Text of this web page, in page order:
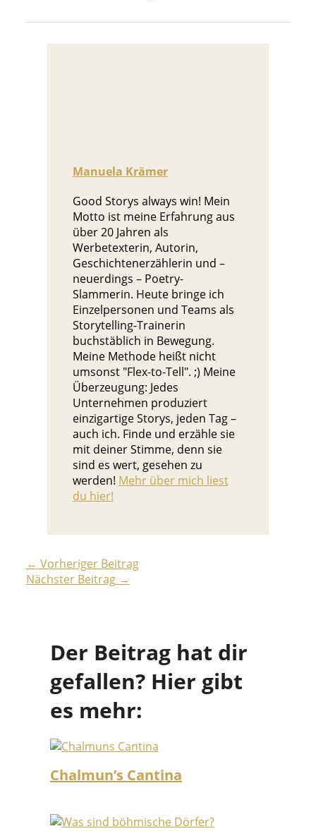
Manuela Krämer
Good Storys always win! Mein
Motto ist meine Erfahrung aus
über 20 Jahren als
Werbetexterin, Autorin,
Geschichtenerzählerin und –
neuerdings – Poetry-
Slammerin. Heute bringe ich
Einzelpersonen und Teams als
Storytelling-Trainerin
buchstäblich in Bewegung.
Meine Methode heißt nicht
umsonst "Flex-to-Tell". ;) Meine
Überzeugung: Jedes
Unternehmen produziert
einzigartige Storys, jeden Tag –
auch ich. Finde und erzähle sie
mit deiner Stimme, denn sie
sind es wert, gesehen zu
werden! Mehr über mich liest
du hier!
← Vorheriger Beitrag
Nächster Beitrag →
Der Beitrag hat dir
gefallen? Hier gibt
es mehr:
Chalmun’s Cantina